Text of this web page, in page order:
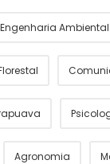
Engenharia Ambiental
Agronomia